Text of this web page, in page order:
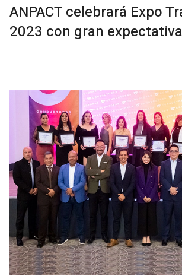
ANPACT celebrará Expo
2023 con gran expectativa